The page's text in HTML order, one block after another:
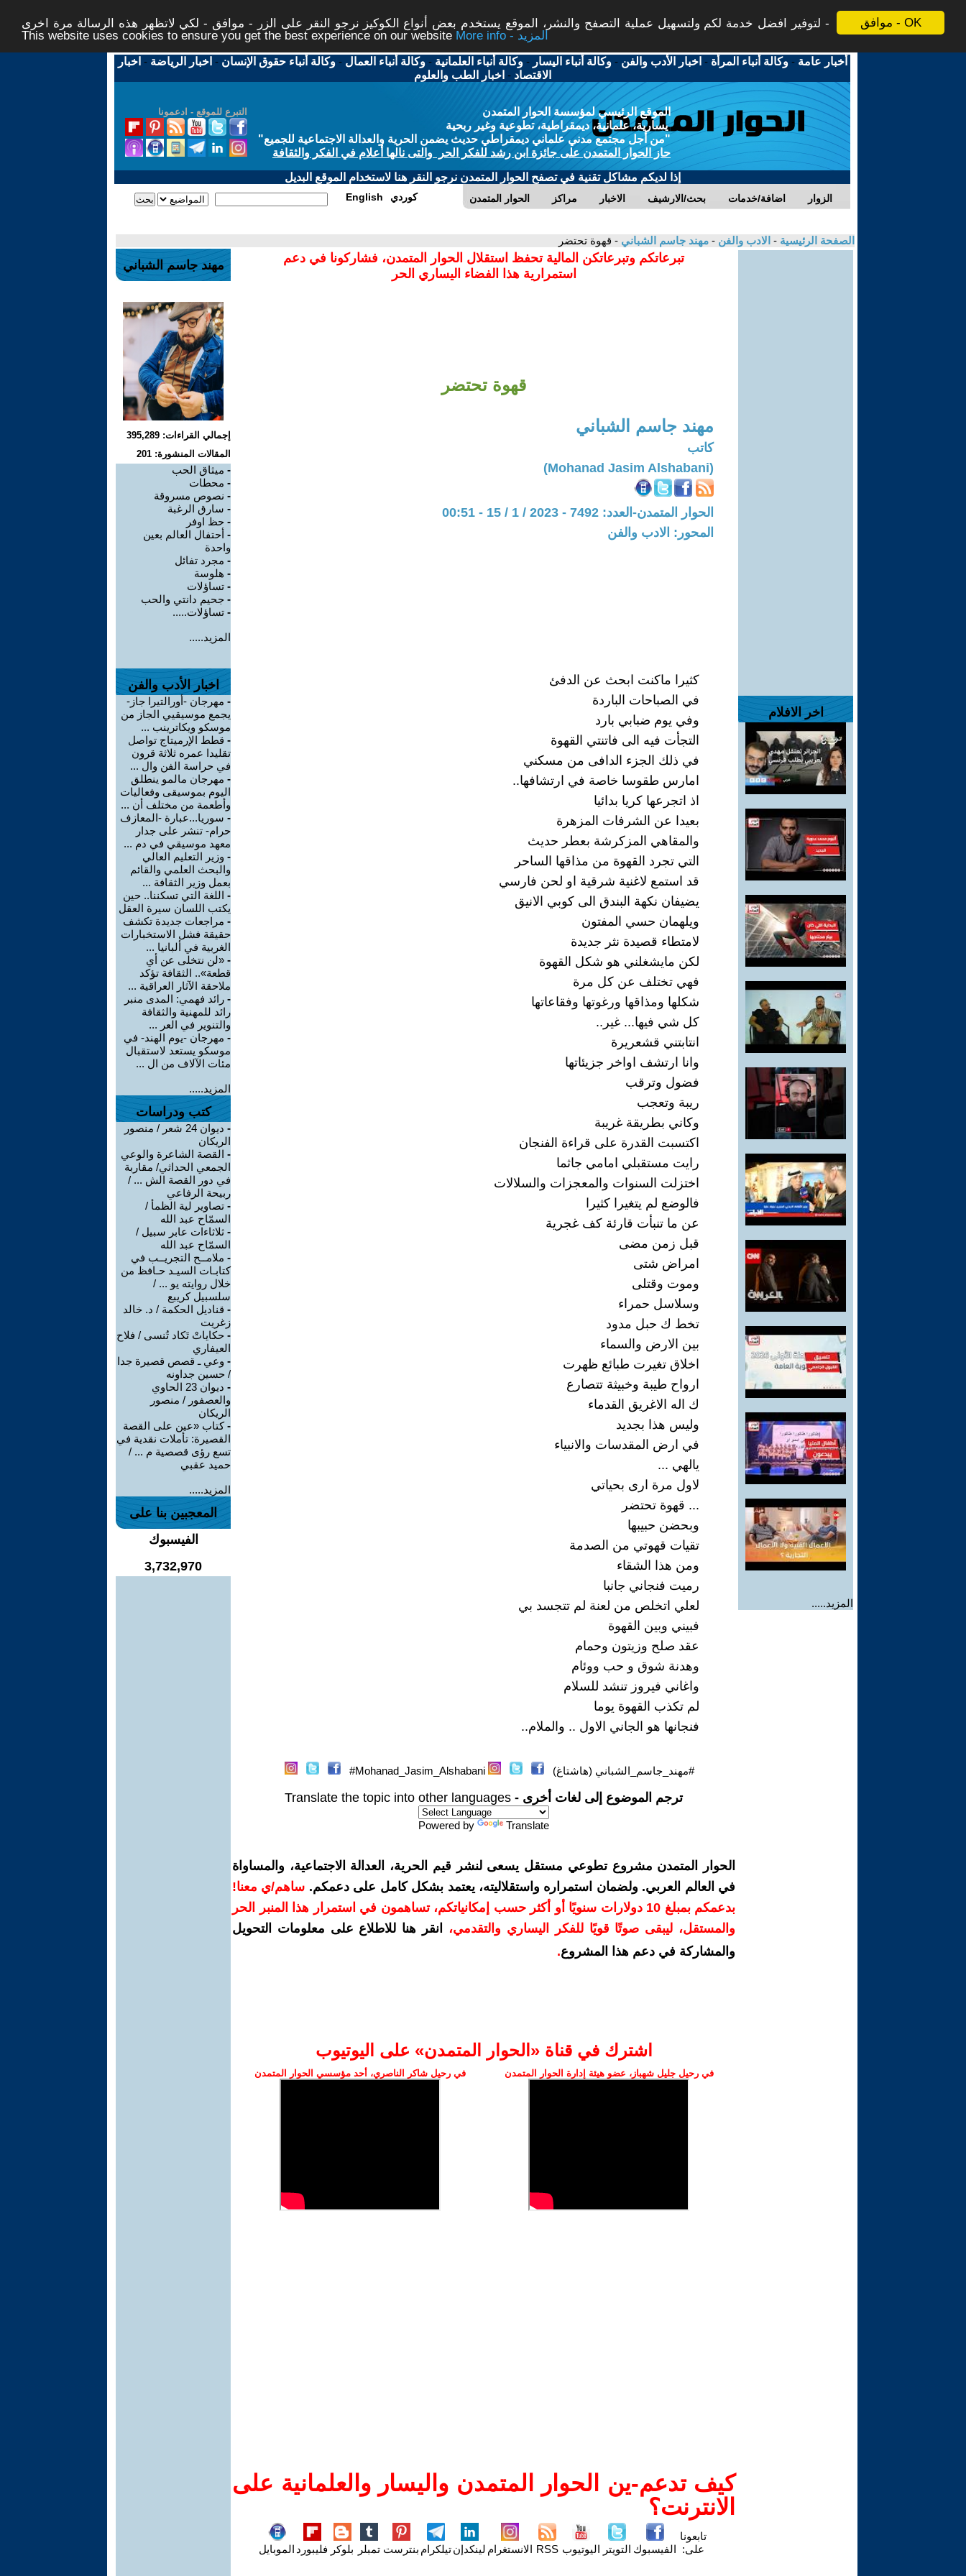
موافق - OK
لتوفير افضل خدمة لكم ولتسهيل عملية التصفح والنشر، الموقع يستخدم بعض أنواع الكوكيز نرجو النقر على الزر - موافق - لكي لاتظهر هذه الرسالة مرة اخرى -
This website uses cookies to ensure you get the best experience on our website
More info - المزيد
أخبار عامة -وكالة أنباء المرأة - اخبار الأدب والفن -وكالة أنباء اليسار -وكالة أنباء العلمانية -وكالة أنباء العمال -وكالة أنباء حقوق الإنسان - اخبار الرياضة - اخبار
الاقتصاد - اخبار الطب والعلوم
التبرع للموقع - ادعمونا
الموقع الرئيسي لمؤسسة الحوار المتمدن
يسارية، علمانية، ديمقراطية، تطوعية وغير ربحية
"من أجل مجتمع مدني علماني ديمقراطي حديث يضمن الحرية والعدالة الاجتماعية للجميع"
حاز الحوار المتمدن على جائزة ابن رشد للفكر الحر والتى نالها أعلام في الفكر والثقافة
إذا لديكم مشاكل تقنية في تصفح الحوار المتمدن نرجو النقر هنا لاستخدام الموقع البديل
الحوار المتمدن مراكز الاخبار بحث/الارشيف اضافة/خدمات الزوار English كوردي
الصفحة الرئيسية - الادب والفن - مهند جاسم الشباني - قهوة تحتضر
اخر الافلام
المزيد.....
تبرعاتكم وتبرعاتكن المالية تحفظ استقلال الحوار المتمدن، فشاركونا في دعم
استمرارية هذا الفضاء اليساري الحر
قهوة تحتضر
مهند جاسم الشباني
كاتب
(Mohanad Jasim Alshabani)
الحوار المتمدن-العدد: 7492 - 2023 / 1 / 15 - 00:51
المحور: الادب والفن
كثيرا ماكنت ابحث عن الدفئ
في الصباحات الباردة
وفي يوم ضبابي بارد
التجأت فيه الى فاتنتي القهوة
في ذلك الجزء الدافى من مسكني
امارس طقوسا خاصة في ارتشافها..
اذ اتجرعها كريا بدائيا
بعيدا عن الشرفات المزهرة
والمقاهي المزكرشة بعطر حديث
التي تجرد القهوة من مذاقها الساحر
قد استمع لاغنية شرقية او لحن فارسي
يضيفان نكهة البندق الى كوبي الانيق
ويلهمان حسي المفتون
لامتطاء قصيدة نثر جديدة
لكن مايشغلني هو شكل القهوة
فهي تختلف عن كل مرة
شكلها ومذاقها ورغوتها وفقاعاتها
كل شي فيها... غير..
انتابتني قشعريرة
وانا ارتشف اواخر جزيئاتها
فضول وترقب
ريبة وتعجب
وكاني بطريقة غريبة
اكتسبت القدرة على قراءة الفنجان
رايت مستقبلي امامي جاثما
اختزلت السنوات والمعجزات والسلالات
فالوضع لم يتغيرا كثيرا
عن ما تنبأت قارئة كف غجرية
قبل زمن مضى
امراض شتى
وموت وقتلى
وسلاسل حمراء
تخط ك حبل مدود
بين الارض والسماء
اخلاق تغيرت طبائع ظهرت
ارواح طيبة وخبيثة تتصارع
ك اله الاغريق القدماء
وليس هذا بجديد
في ارض المقدسات والانبياء
يالهي ...
لاول مرة ارى بحياتي
... قهوة تحتضر
وبحضن حبيبها
تقيات قهوتي من الصدمة
ومن هذا الشقاء
رميت فنجاني جانبا
لعلي اتخلص من لعنة لم تتجسد بي
فبيني وبين القهوة
عقد صلح وزيتون وحمام
وهدنة شوق و حب ووئام
واغاني فيروز تنشد للسلام
لم تكذب القهوة يوما
فنجانها هو الجاني الاول .. والملام..
#مهند_جاسم_الشباني (هاشتاغ) Mohanad_Jasim_Alshabani#
ترجم الموضوع إلى لغات أخرى - Translate the topic into other languages
Powered by Translate
الحوار المتمدن مشروع تطوعي مستقل يسعى لنشر قيم الحرية، العدالة الاجتماعية، والمساواة
في العالم العربي. ولضمان استمراره واستقلاليته، يعتمد بشكل كامل على دعمكم. ساهم/ي معنا!
بدعمكم بمبلغ 10 دولارات سنويًا أو أكثر حسب إمكانياتكم، تساهمون في استمرار هذا المنبر الحر
والمستقل، ليبقى صوتًا قويًا للفكر اليساري والتقدمي،
انقر هنا للاطلاع على معلومات التحويل
والمشاركة في دعم هذا المشروع.
اشترك في قناة ‫«الحوار المتمدن» على اليوتيوب
في رحيل جليل شهباز، عضو هيئة إدارة الحوار المتمدن في رحيل شاكر الناصري، أحد مؤسسي الحوار المتمدن
كيف تدعم-ين الحوار المتمدن واليسار والعلمانية على
الانترنت؟
تابعونا
على: الفيسبوك التويتر اليوتيوب RSS الانستغرام لينكدإنتيلكرام بنترست تمبلر بلوكر فليبورد الموبايل
مهند جاسم الشباني
إجمالي القراءات: 395,289
المقالات المنشورة: 201
- ميثاق الحب
- محطات
- نصوص مسروقة
- سارق الرغبة
- حظ اوفر
- أحتفال العالم بعين
واحدة
- مجرد تفائل
- هلوسة
- تساؤلات
- جحيم دانتي والحب
- تساؤلات.....
المزيد.....
اخبار الأدب والفن
- مهرجان -أورالتيرا جاز-
يجمع موسيقيي الجاز من
موسكو ويكاترينب ...
- قطط الإرميتاج تواصل
تقليدا عمره ثلاثة قرون
في حراسة الفن وال ...
- مهرجان مالمو ينطلق
اليوم بموسيقى وفعاليات
وأطعمة من مختلف أن ...
- سوريا...عبارة -المعازف
حرام- تنشر على جدار
معهد موسيقي في دم ...
- وزير التعليم العالي
والبحث العلمي والقائم
بعمل وزير الثقافة ...
- اللغة التي تسكننا.. حين
يكتب اللسان سيرة العقل
- مراجعات جديدة تكشف
حقيقة فشل الاستخبارات
الغربية في ألبانيا ...
- «لن نتخلى عن أي
قطعة».. الثقافة تؤكد
ملاحقة الآثار العراقية ...
- رائد فهمي: المدى منبر
رائد للمهنية والثقافة
والتنوير في العر ...
- مهرجان -يوم الهند- في
موسكو يستعد لاستقبال
مئات الآلاف من ال ...
المزيد.....
كتب ودراسات
-
ديوان 24 شعر / منصور
الريكان
- القصة الشاعرة والوعي
الجمعي الحداثي/ مقاربة
في دور القصة الش ... /
ربيحة الرفاعي
- تصاوير لية الظمأ /
السمّاح عبد الله
- ثلاثاءات عابر سبيل /
السمّاح عبد الله
- ملامــح التجريــب في
كتابـات السيـد حـافظ من
خلال روايته يو ... /
سلسبيل كريبع
- قناديل الحكمة / د. خالد
زغريت
- حكاياتْ تَكاد تُنسى / فلاح
العيفاري
- وعي ـ قصص قصيرة جدا
/ حسين جداونه
-
ديوان 23 الحاوي
والعصفور / منصور
الريكان
-كتاب «عين على القصة
القصيرة: تأملات نقدية في
تسع رؤى قصصية م ... /
حميد عقبي
المزيد.....
المعجبين بنا على
الفيسبوك
3,732,970